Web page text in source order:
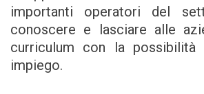
importanti operatori del
conoscere e lasciare alle
curriculum con la
impiego.